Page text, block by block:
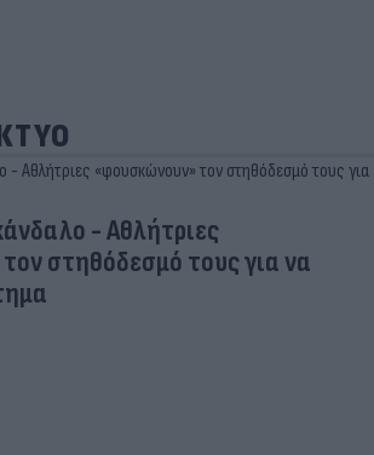
- Aθλήτριες
στηθόδεσμό τους για να